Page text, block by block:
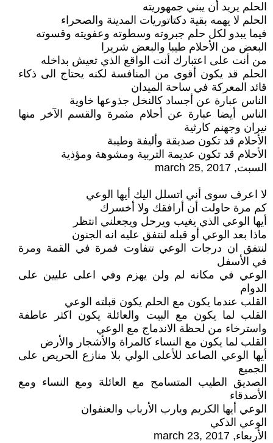
الحلم يريد أن يبني جمهوريته
الحلم لا يهمه بقية دكتاتوريات المدينة والصحراء
فيما يبدو لكل حلم جبروته وسطوته وعفويته وقسوته
البعض من الأحلام طيبا والبعض شريرا
من أنت على اعتبارك أنت الواقع الذي تعيش بداخله
الحلم قد يكون أقوى من المنافسة لكنه يحتاج الى ذكاء
قائد المعركة في ساحة الميدان
الناس عبارة عن أجساد كالنخل جذوعها خاوية
الناس أيضا عبارة عن أحلام مثمرة والقسم الآخر منها
نيران وجهنم كارثية
الأحلام قد تكون صديقة وأليفة وطيبة
الأحلام قد تكون عديمة التربية ومشوهة ومؤذية
السبت, march 25, 2017
لا اعرف سوى أني اتسلل اليك أيها الوعي
كم مرة حاولت أن أرافقك ولا أخسرك
أيها الوعي الذي يغيب ويرحل ويجعلني انتظر
ماذا بعد الوعي أو قبله لنتفق عليه انه الجنون
لنتفق ان درجات الوعي تتفاوت فمرة في القمة ومرة
في الأسفل
الوعي في مكانه لم ولن يهزم وفي اعلى عليين على
الدوام
القلب عندما يكون مع الحلم يكون قبلته الوعي
القلب لما يكون مع البيت والعائلة يكون اكثر عاطفة
واسترخاء من لحظة الاندماج مع الوعي
القلب لما يكون مع النساء كالمراة والأشجار والأرض
أيها الوعي الصاعد للأعلى الولي بلا منازع الحريص على
الجميع
الصديق الطيب المتسامح مع العائلة ومع النساء ومع
الأصدقاء
الوعي أيها الكريم ويارب الأرباب والعنفوان
الوعي الذكي
الأربعاء, march 23, 2017